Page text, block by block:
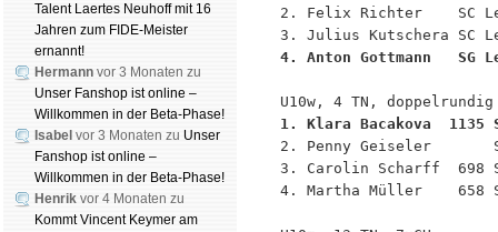
Talent Laertes Neuhoff mit 16
Jahren zum FIDE-Meister
ernannt!
Hermann vor 3 Monaten zu
Unser Fanshop ist online –
Willkommen in der Beta-Phase!
Isabel vor 3 Monaten zu Unser
Fanshop ist online –
Willkommen in der Beta-Phase!
Henrik vor 4 Monaten zu
Kommt Vincent Keymer am
2. Felix Richter    SC
4. Anton Gottmann
1. Klara Bacakova
2. Penny Geiseler
3. Carolin Scharff  698
4. Martha Müller    658